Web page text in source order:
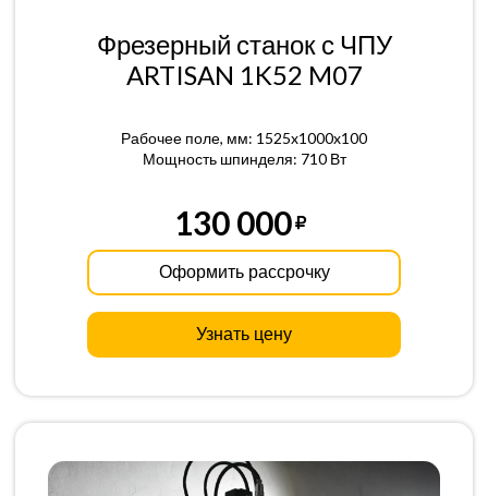
Фрезерный станок с ЧПУ
ARTISAN 1K52 M07
Рабочее поле, мм: 1525x1000x100
Мощность шпинделя: 710 Вт
130 000
Оформить рассрочку
Узнать цену